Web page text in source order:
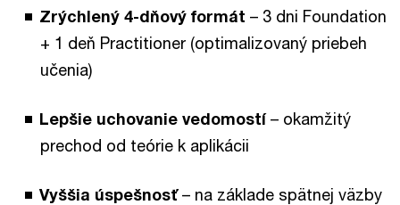
Zrýchlený 4-dňový formát – 3 dni Foundation
+ 1 deň Practitioner (optimalizovaný priebeh
učenia)
Lepšie uchovanie vedomostí– okamžitý
prechod od teórie k aplikácii
Vyššia úspešnosť– na základe spätnej väzby